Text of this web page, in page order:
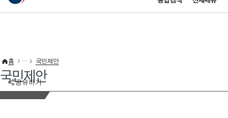
이 누리집은 대한민국 공식 전자정부 누리집입니다.
공유하기
홈 국민제안
국민제안